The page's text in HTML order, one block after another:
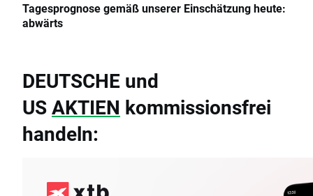
Tagesprognose gemäß unserer Einschätzung heute:
abwärts
DEUTSCHE und
USAKTIEN kommissionsfrei
handeln: